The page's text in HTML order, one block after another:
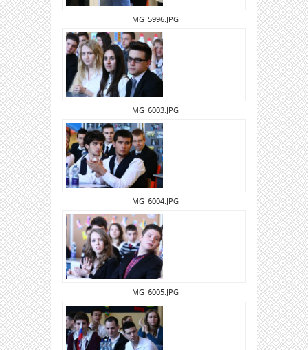
IMG_5996.JPG
IMG_6003.JPG
IMG_6004.JPG
IMG_6005.JPG